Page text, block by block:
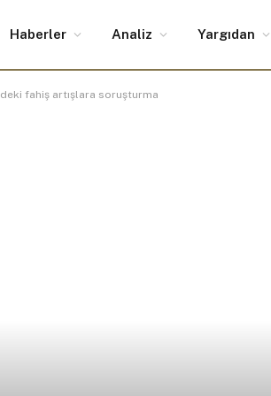
Haberler Analiz Yargıdan
fahiş artışlara soruşturma